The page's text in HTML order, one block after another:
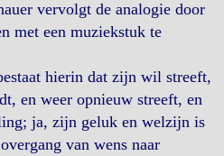
vervolgt de analogie door
met een muziekstuk te
hierin dat zijn wil streeft,
en weer opnieuw streeft, en
ja, zijn geluk en welzijn is
van wens naar